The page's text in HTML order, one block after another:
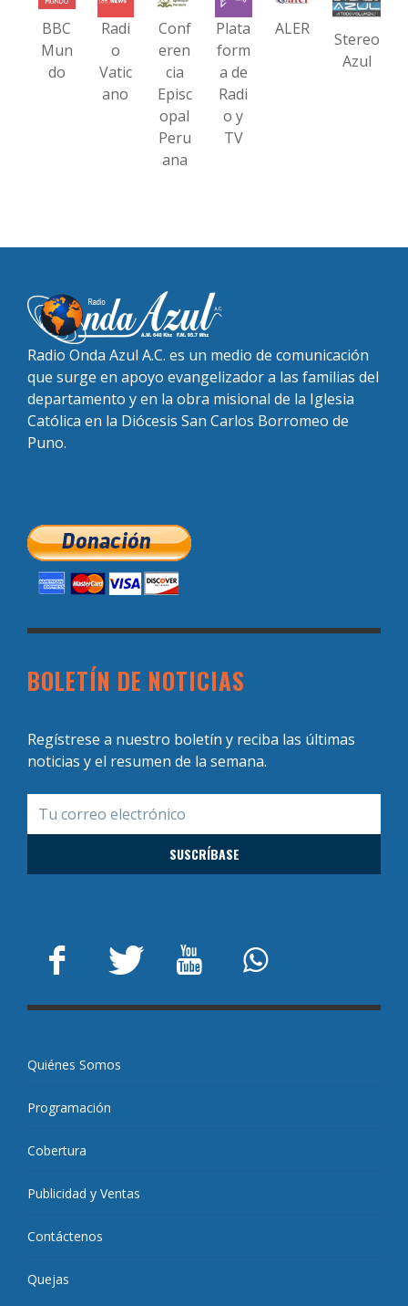
BBC
Mun
do
Radi
o
Vatic
ano
Conf
eren
cia
Episc
opal
Peru
ana
Plata
form
a de
Radi
o y
TV
ALER
Stereo
Azul
Radio Onda Azul A.C. es un medio de comunicación
que surge en apoyo evangelizador a las familias del
departamento y en la obra misional de la Iglesia
Católica en la Diócesis San Carlos Borromeo de
Puno.
BOLETÍN DE NOTICIAS
Regístrese a nuestro boletín y reciba las últimas
noticias y el resumen de la semana.
Quiénes Somos
Programación
Cobertura
Publicidad y Ventas
Contáctenos
Quejas